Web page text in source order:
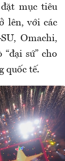
mục tiêu
lên, với các
Omachi,
sứ” cho
quốc tế.